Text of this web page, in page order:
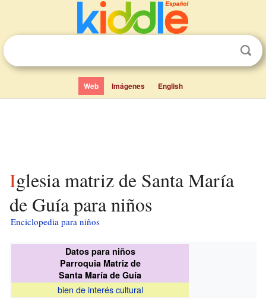
Web Imágenes English
Iglesia matriz de Santa María
de Guía para niños
Enciclopedia para niños
Datos para niños
Parroquia Matriz de
Santa María de Guía
bien de interés cultural